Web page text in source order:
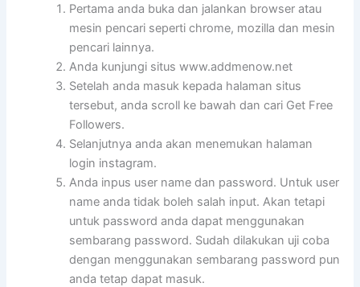
Pertama anda buka dan jalankan browser atau
mesin pencari seperti chrome, mozilla dan mesin
pencari lainnya.
Anda kunjungi situs www.addmenow.net
Setelah anda masuk kepada halaman situs
tersebut, anda scroll ke bawah dan cari Get Free
Followers.
Selanjutnya anda akan menemukan halaman
login instagram.
Anda inpus user name dan password. Untuk user
name anda tidak boleh salah input. Akan tetapi
untuk password anda dapat menggunakan
sembarang password. Sudah dilakukan uji coba
dengan menggunakan sembarang password pun
anda tetap dapat masuk.